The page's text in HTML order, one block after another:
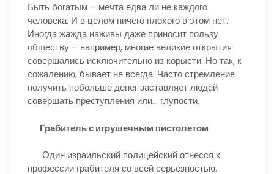
Быть богатым – мечта едва ли не каждого
человека. И в целом ничего плохого в этом нет.
Иногда жажда наживы даже приносит пользу
обществу – например, многие великие открытия
совершались исключительно из корысти. Но так, к
сожалению, бывает не всегда. Часто стремление
получить побольше денег заставляет людей
совершать преступления или… глупости.
Грабитель с игрушечным пистолетом
Один израильский полицейский отнесся к
профессии грабителя со всей серьезностью.